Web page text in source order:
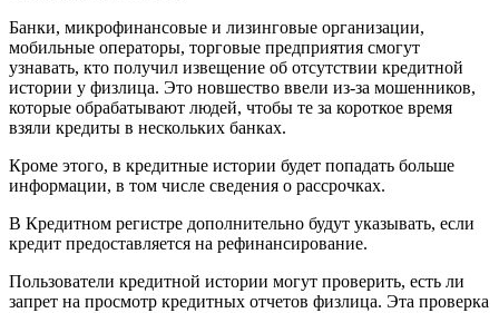
Банки, микрофинансовые и лизинговые организации,
мобильные операторы, торговые предприятия смогут
узнавать, кто получил извещение об отсутствии кредитной
истории у физлица. Это новшество ввели из-за мошенников,
которые обрабатывают людей, чтобы те за короткое время
взяли кредиты в нескольких банках.
Кроме этого, в кредитные истории будет попадать больше
информации, в том числе сведения о рассрочках.
В Кредитном регистре дополнительно будут указывать, если
кредит предоставляется на рефинансирование.
Пользователи кредитной истории могут проверить, есть ли
запрет на просмотр кредитных отчетов физлица. Эта проверка